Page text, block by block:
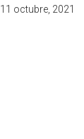
11 octubre, 2021